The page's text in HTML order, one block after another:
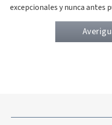
excepcionales y nunca antes